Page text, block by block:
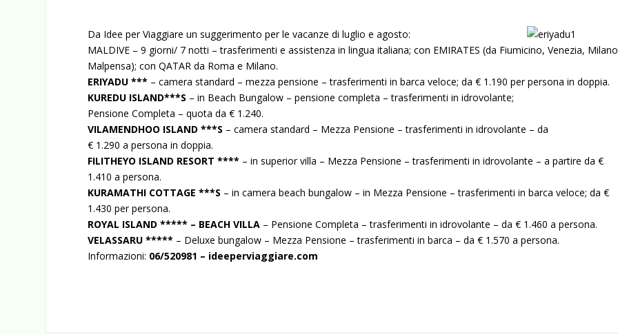
Da Idee per Viaggiare un suggerimento per le vacanze di luglio e agosto:
MALDIVE – 9 giorni/ 7 notti – trasferimenti e assistenza in lingua italiana; con EMIRATES (da Fiumicino, Venezia, Milano
Malpensa); con QATAR da Roma e Milano.
ERIYADU *** – camera standard – mezza pensione –trasferimenti in barca veloce; da € 1.190 per persona in doppia.
KUREDU ISLAND***S – in Beach Bungalow – pensione completa – trasferimenti in idrovolante;
Pensione Completa – quota da € 1.240.
VILAMENDHOO ISLAND ***S – camera standard – Mezza Pensione – trasferimenti in idrovolante – da
€ 1.290 a persona in doppia.
FILITHEYO ISLAND RESORT **** – in superior villa – Mezza Pensione – trasferimenti in idrovolante – a partire da €
1.410 a persona.
KURAMATHI COTTAGE ***S – in camera beach bungalow – in Mezza Pensione – trasferimenti in barca veloce; da €
1.430 per persona.
ROYAL ISLAND ***** – BEACH VILLA – Pensione Completa – trasferimenti in idrovolante – da € 1.460 a persona.
VELASSARU ***** – Deluxe bungalow – Mezza Pensione – trasferimenti in barca – da € 1.570 a persona.
Informazioni: 06/520981 – ideeperviaggiare.com